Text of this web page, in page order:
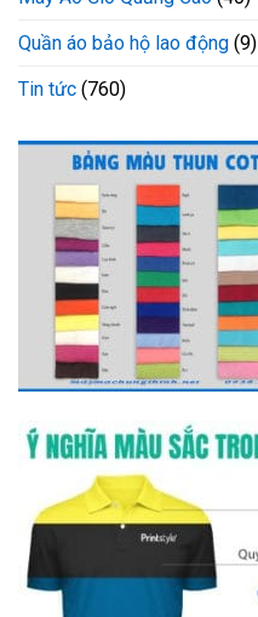
Quần áo bảo hộ lao động (9)
Tin tức (760)